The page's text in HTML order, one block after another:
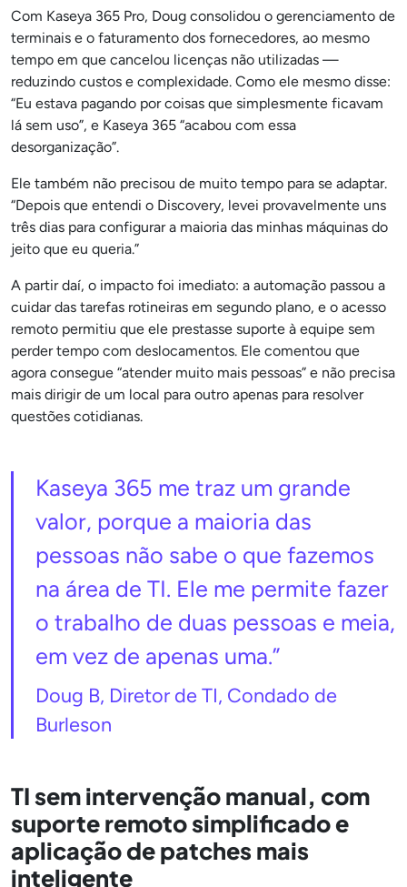
Com Kaseya 365 Pro, Doug consolidou o gerenciamento de
terminais e o faturamento dos fornecedores, ao mesmo
tempo em que cancelou licenças não utilizadas —
reduzindo custos e complexidade. Como ele mesmo disse:
“Eu estava pagando por coisas que simplesmente ficavam
lá sem uso”, e Kaseya 365 “acabou com essa
desorganização”.
Ele também não precisou de muito tempo para se adaptar.
“Depois que entendi o Discovery, levei provavelmente uns
três dias para configurar a maioria das minhas máquinas do
jeito que eu queria.”
A partir daí, o impacto foi imediato: a automação passou a
cuidar das tarefas rotineiras em segundo plano, e o acesso
remoto permitiu que ele prestasse suporte à equipe sem
perder tempo com deslocamentos. Ele comentou que
agora consegue “atender muito mais pessoas” e não precisa
mais dirigir de um local para outro apenas para resolver
questões cotidianas.
Kaseya 365 me traz um grande
valor, porque a maioria das
pessoas não sabe o que fazemos
na área de TI. Ele me permite fazer
o trabalho de duas pessoas e meia,
em vez de apenas uma.”
Doug B, Diretor de TI, Condado de
Burleson
TI sem intervenção manual, com
suporte remoto simplificado e
aplicação de patches mais
inteligente